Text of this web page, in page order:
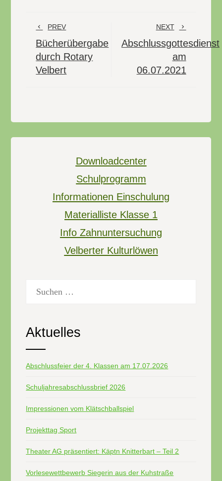
PREV
Bücherübergabe
durch Rotary
Velbert
NEXT
Abschlussgottesdienst
am
06.07.2021
Downloadcenter
Schulprogramm
Informationen Einschulung
Materialliste Klasse 1
Info Zahnuntersuchung
Velberter Kulturlöwen
nach:
Aktuelles
Abschlussfeier der 4. Klassen am 17.07.2026
Schuljahresabschlussbrief 2026
Impressionen vom Klätschballspiel
Projekttag Sport
Theater AG präsentiert: Käptn Knitterbart – Teil 2
Vorlesewettbewerb Siegerin aus der Kuhstraße